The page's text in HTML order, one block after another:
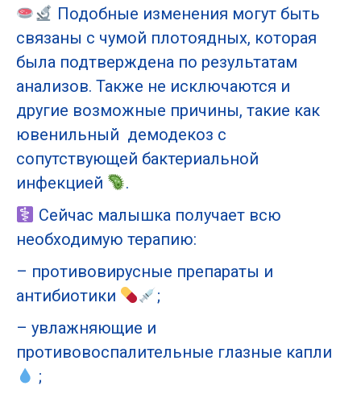
Подобные изменения могут быть
связаны с чумой плотоядных, которая
была подтверждена по результатам
анализов. Также не исключаются и
другие возможные причины, такие как
ювенильный демодекоз с
сопутствующей бактериальной
инфекцией
.
Сейчас малышка получает всю
необходимую терапию:
– противовирусные препараты и
антибиотики
;
– увлажняющие и
противовоспалительные глазные капли
;